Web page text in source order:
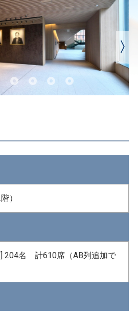

）
] 204名 計610席（AB列追加で